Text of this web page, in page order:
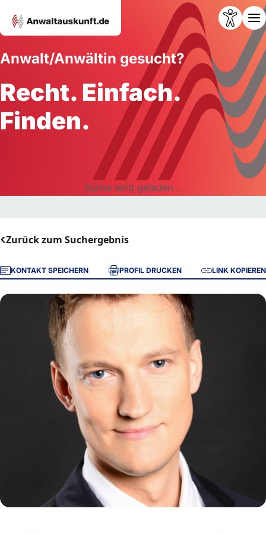
Anwalt/Anwältin gesucht?
Recht. Einfach.
Finden.
Suche wird geladen...
Zurück zum Suchergebnis
KONTAKT SPEICHERN PROFIL DRUCKEN LINK KOPIEREN